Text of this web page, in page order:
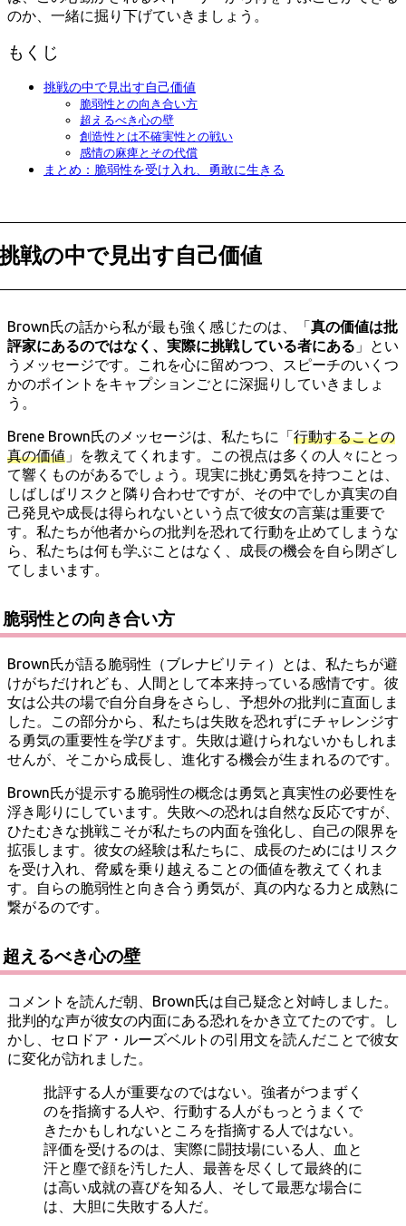
のか、一緒に掘り下げていきましょう。
もくじ
挑戦の中で見出す自己価値
脆弱性との向き合い方
超えるべき心の壁
創造性とは不確実性との戦い
感情の麻痺とその代償
まとめ：脆弱性を受け入れ、勇敢に生きる
戦の中で見出す自己価値
Brown氏の話から私が最も強く感じたのは、「 真の価値は批
評家にあるのではなく、実際に挑戦している者にある 」とい
うメッセージです。これを心に留めつつ、スピーチのいくつ
かのポイントをキャプションごとに深掘りしていきましょ
う。
Brene Brown氏のメッセージは、私たちに「 行動することの
真の価値 」を教えてくれます。この視点は多くの人々にとっ
て響くものがあるでしょう。現実に挑む勇気を持つことは、
しばしばリスクと隣り合わせですが、その中でしか真実の自
己発見や成長は得られないという点で彼女の言葉は重要で
す。私たちが他者からの批判を恐れて行動を止めてしまうな
ら、私たちは何も学ぶことはなく、成長の機会を自ら閉ざし
てしまいます。
脆弱性との向き合い方
Brown氏が語る脆弱性（ブレナビリティ）とは、私たちが避
けがちだけれども、人間として本来持っている感情です。彼
女は公共の場で自分自身をさらし、予想外の批判に直面しま
した。この部分から、私たちは失敗を恐れずにチャレンジす
る勇気の重要性を学びます。失敗は避けられないかもしれま
せんが、そこから成長し、進化する機会が生まれるのです。
Brown氏が提示する脆弱性の概念は勇気と真実性の必要性を
浮き彫りにしています。失敗への恐れは自然な反応ですが、
ひたむきな挑戦こそが私たちの内面を強化し、自己の限界を
拡張します。彼女の経験は私たちに、成長のためにはリスク
を受け入れ、脅威を乗り越えることの価値を教えてくれま
す。自らの脆弱性と向き合う勇気が、真の内なる力と成熟に
繋がるのです。
超えるべき心の壁
コメントを読んだ朝、Brown氏は自己疑念と対峙しました。
批判的な声が彼女の内面にある恐れをかき立てたのです。し
かし、セロドア・ルーズベルトの引用文を読んだことで彼女
に変化が訪れました。
批評する人が重要なのではない。強者がつまずく
のを指摘する人や、行動する人がもっとうまくで
きたかもしれないところを指摘する人ではない。
評価を受けるのは、実際に闘技場にいる人、血と
汗と塵で顔を汚した人、最善を尽くして最終的に
は高い成就の喜びを知る人、そして最悪な場合に
は、大胆に失敗する人だ。